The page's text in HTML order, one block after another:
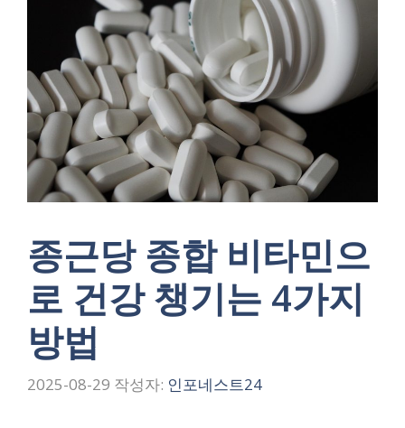
종근당 종합 비타민으
로 건강 챙기는 4가지
방법
2025-08-29 작성자: 인포네스트24